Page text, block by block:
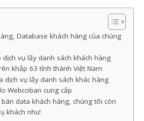
Database khách hàng của chúng
dịch vụ lấy danh sách khách hàng
khắp 63 tỉnh thành Việt Nam
dịch vụ lấy danh sách khác hàng
Webcoban cung cấp
data khách hàng, chúng tôi còn
khách như: